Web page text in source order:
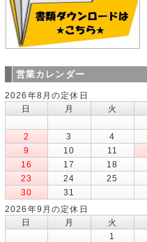
営業カレンダー
2026年8月の定休日
日
月 火
2
3 4
9
10 11
16
17 18
23
24 25
30
31
2026年9月の定休日
日
月 火
1